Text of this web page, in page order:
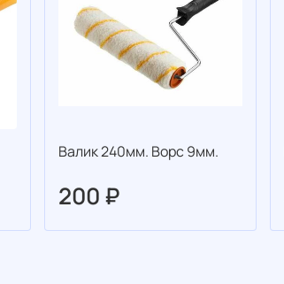
Валик 240мм. Ворс 9мм.
200 ₽